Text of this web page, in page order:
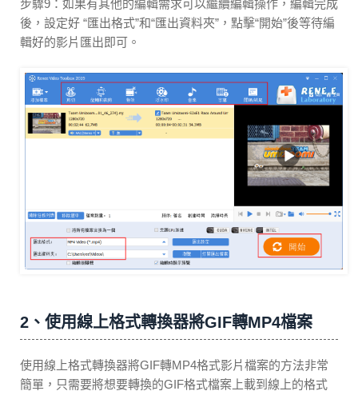
步驟9：如果有其他的編輯需求可以繼續編輯操作，編輯完成
後，設定好 “匯出格式”和“匯出資料夾”，點擊“開始”後等待編
輯好的影片匯出即可。
2、使用線上格式轉換器將GIF轉MP4檔案
使用線上格式轉換器將GIF轉MP4格式影片檔案的方法非常
簡單，只需要將想要轉換的GIF格式檔案上載到線上的格式